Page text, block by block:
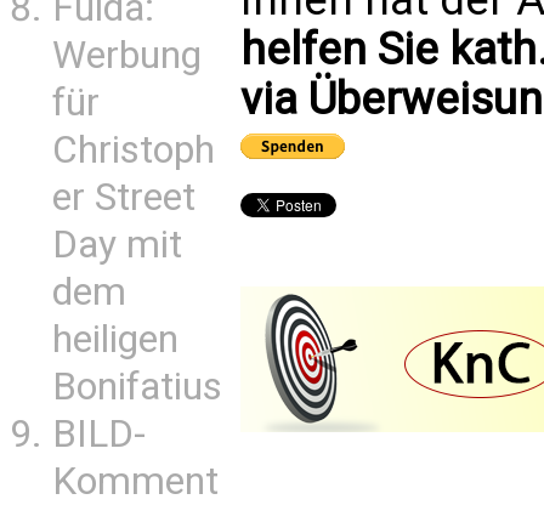
Werbung
für
Christoph
er Street
Day mit
dem
heiligen
Bonifatius
BILD-
Komment
helfen Sie
via